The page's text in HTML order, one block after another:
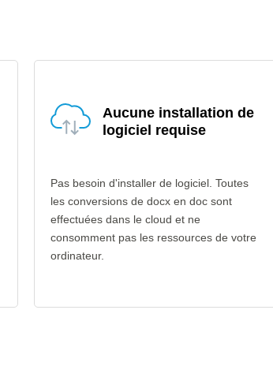
Aucune installation de
logiciel requise
Pas besoin d'installer de logiciel. Toutes
les conversions de docx en doc sont
effectuées dans le cloud et ne
consomment pas les ressources de votre
ordinateur.